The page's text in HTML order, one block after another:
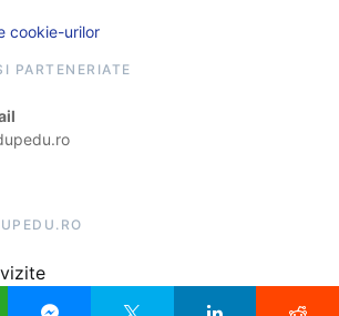
cookie-urilor
PARTENERIATE